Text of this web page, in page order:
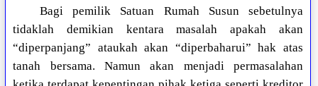
Bagi pemilik Satuan Rumah Susun sebetulnya
tidaklah demikian kentara masalah apakah akan
“diperpanjang” ataukah akan “diperbaharui” hak atas
tanah bersama. Namun akan menjadi permasalahan